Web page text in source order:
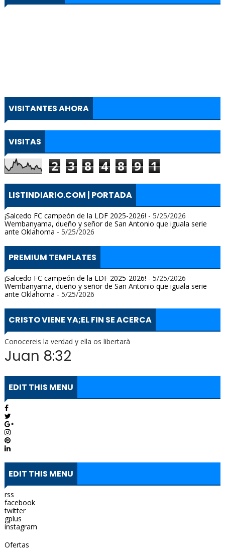
VISITANTES AHORA
VISITAS
2 3 8 4 8 9 1
LISTINDIARIO.COM | PORTADA
¡Salcedo FC campeón de la LDF 2025-2026! - 5/25/2026
Wembanyama, dueño y señor de San Antonio que iguala serie
ante Oklahoma - 5/25/2026
PREMIUM TEMPLATES
¡Salcedo FC campeón de la LDF 2025-2026! - 5/25/2026
Wembanyama, dueño y señor de San Antonio que iguala serie
ante Oklahoma - 5/25/2026
CRISTO VIENE YA;EL FIN SE ACERCA
Conocereis la verdad y ella os libertarà
Juan 8:32
EDIT THIS MENU
EDIT THIS MENU
rss
facebook
twitter
gplus
instagram
Ofertas